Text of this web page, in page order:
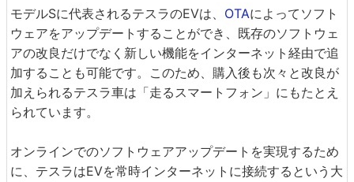
モデルSに代表されるテスラのEVは、 OTAによってソフト
ウェアをアップデートすることができ、既存のソフトウェ
アの改良だけでなく新しい機能をインターネット経由で追
加することも可能です。このため、購入後も次々と改良が
加えられるテスラ車は「走るスマートフォン」にもたとえ
られています。
オンラインでのソフトウェアアップデートを実現するため
に、テスラはEVを常時インターネットに接続するという大